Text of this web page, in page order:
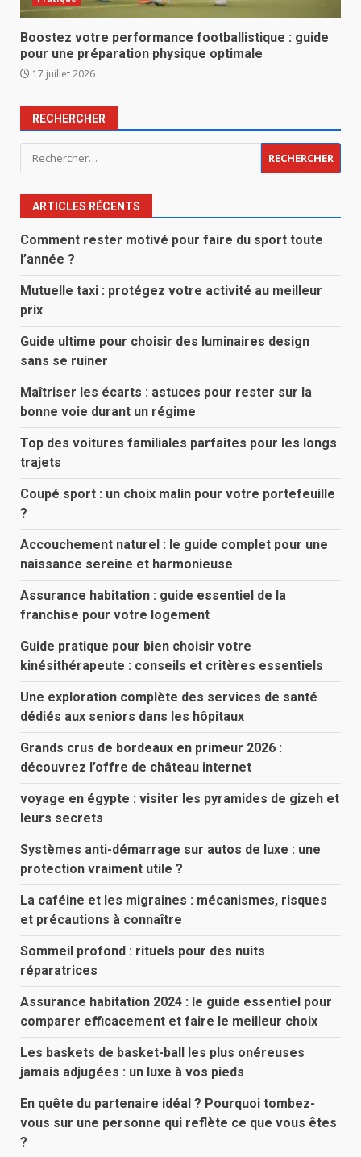
Boostez votre performance footballistique : guide
pour une préparation physique optimale
17 juillet 2026
RECHERCHER
Rechercher :
ARTICLES RÉCENTS
Comment rester motivé pour faire du sport toute
l’année ?
Mutuelle taxi : protégez votre activité au meilleur
prix
Guide ultime pour choisir des luminaires design
sans se ruiner
Maîtriser les écarts : astuces pour rester sur la
bonne voie durant un régime
Top des voitures familiales parfaites pour les longs
trajets
Coupé sport : un choix malin pour votre portefeuille
?
Accouchement naturel : le guide complet pour une
naissance sereine et harmonieuse
Assurance habitation : guide essentiel de la
franchise pour votre logement
Guide pratique pour bien choisir votre
kinésithérapeute : conseils et critères essentiels
Une exploration complète des services de santé
dédiés aux seniors dans les hôpitaux
Grands crus de bordeaux en primeur 2026 :
découvrez l’offre de château internet
voyage en égypte : visiter les pyramides de gizeh et
leurs secrets
Systèmes anti-démarrage sur autos de luxe : une
protection vraiment utile ?
La caféine et les migraines : mécanismes, risques
et précautions à connaître
Sommeil profond : rituels pour des nuits
réparatrices
Assurance habitation 2024 : le guide essentiel pour
comparer efficacement et faire le meilleur choix
Les baskets de basket-ball les plus onéreuses
jamais adjugées : un luxe à vos pieds
En quête du partenaire idéal ? Pourquoi tombez-
vous sur une personne qui reflète ce que vous êtes
?